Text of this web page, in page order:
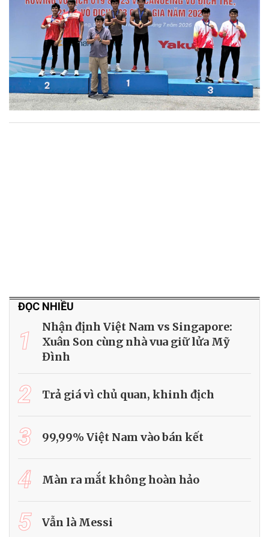
ĐỌC NHIỀU
1
Nhận định Việt Nam vs Singapore:
Xuân Son cùng nhà vua giữ lửa Mỹ
Đình
2 Trả giá vì chủ quan, khinh địch
3 99,99% Việt Nam vào bán kết
4 Màn ra mắt không hoàn hảo
5 Vẫn là Messi